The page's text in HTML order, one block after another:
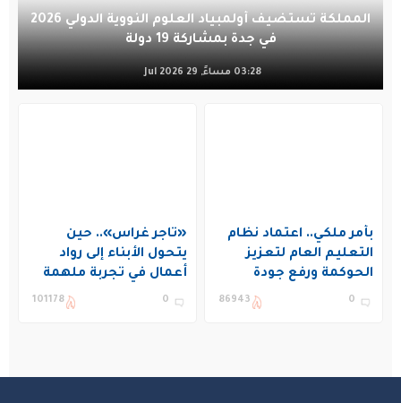
المملكة تستضيف أولمبياد العلوم النووية الدولي 2026
في جدة بمشاركة 19 دولة
03:28 مساءً, 29 Jul 2026
بأمر ملكي.. اعتماد نظام
التعليم العام لتعزيز
الحوكمة ورفع جودة
التعليم في المملكة
0
86943
«تاجر غراس».. حين
يتحول الأبناء إلى رواد
أعمال في تجربة ملهمة
بنادي غراس الصيفي
0
101178